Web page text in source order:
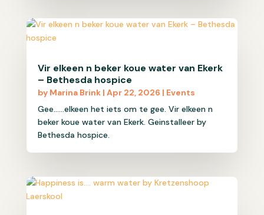
Vir elkeen n beker koue water van Ekerk
– Bethesda hospice
by Marina Brink| Apr 22, 2026 | Events
Gee......elkeen het iets om te gee. Vir elkeen n
beker koue water van Ekerk. Geinstalleer by
Bethesda hospice.